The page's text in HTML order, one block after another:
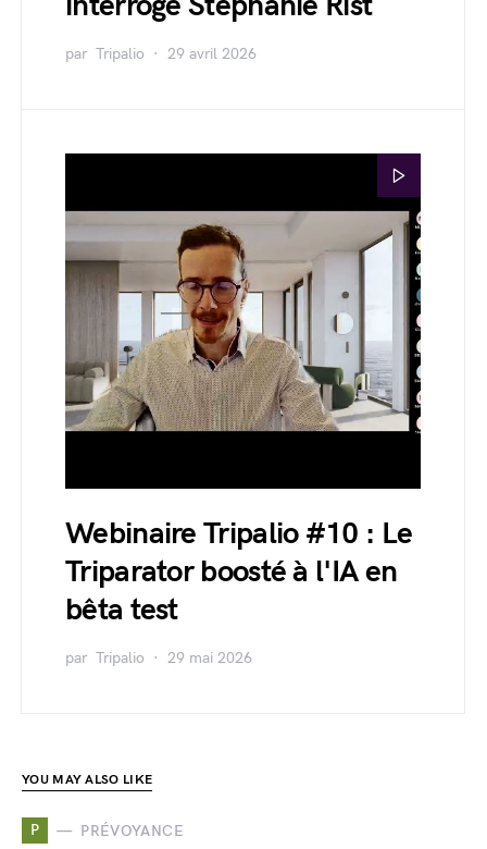
par Tripalio 29 avril 2026
Webinaire Tripalio #10 : Le
Triparator boosté à l'IA en
bêta test
par Tripalio 29 mai 2026
YOU MAY ALSO LIKE
P PRÉVOYANCE